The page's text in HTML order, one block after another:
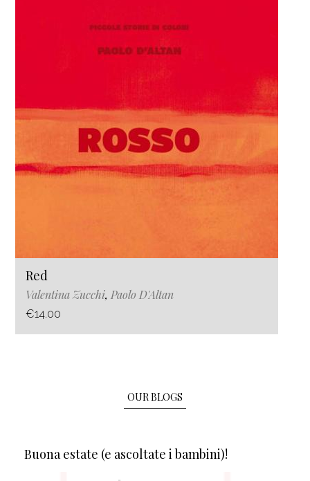
Red
Valentina Zucchi, Paolo D'Altan
€14.00
OUR BLOGS
Buona estate (e ascoltate i bambini)!